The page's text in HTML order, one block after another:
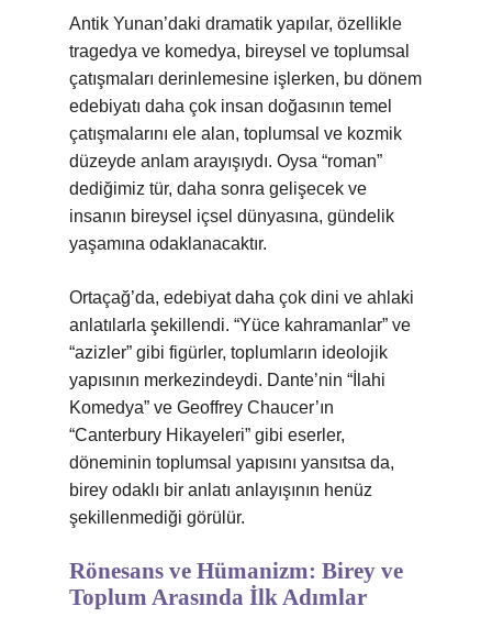
Antik Yunan’daki dramatik yapılar, özellikle
tragedya ve komedya, bireysel ve toplumsal
çatışmaları derinlemesine işlerken, bu dönem
edebiyatı daha çok insan doğasının temel
çatışmalarını ele alan, toplumsal ve kozmik
düzeyde anlam arayışıydı. Oysa “roman”
dediğimiz tür, daha sonra gelişecek ve
insanın bireysel içsel dünyasına, gündelik
yaşamına odaklanacaktır.
Ortaçağ’da, edebiyat daha çok dini ve ahlaki
anlatılarla şekillendi. “Yüce kahramanlar” ve
“azizler” gibi figürler, toplumların ideolojik
yapısının merkezindeydi. Dante’nin “İlahi
Komedya” ve Geoffrey Chaucer’ın
“Canterbury Hikayeleri” gibi eserler,
döneminin toplumsal yapısını yansıtsa da,
birey odaklı bir anlatı anlayışının henüz
şekillenmediği görülür.
Rönesans ve Hümanizm: Birey ve
Toplum Arasında İlk Adımlar